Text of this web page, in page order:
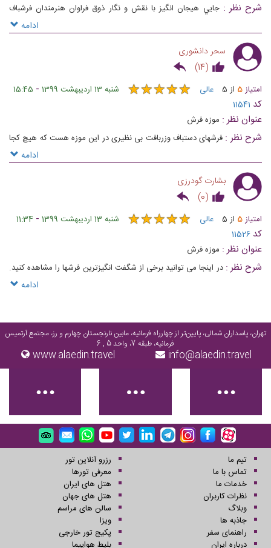
شرح نظر : جايي هيجان انگيز با نقش و نگار ذوق فراوان هنرمندان فرشباف
ادامه
سحر دانشوری
(
14
)
امتیاز5 از 5 عالی ★★★★★
★★★★★ شنبه 13 اردیبهشت 1399 -
15:45
کد 11541
عنوان نظر : موزه فرش
شرح نظر : فرشهای دستباف وزربافت بی نظیری در این موزه هست که هیچ کجا
ادامه
بشارت گودرزی
(
0
)
امتیاز5 از 5 عالی ★★★★★
★★★★★ شنبه 13 اردیبهشت 1399 -
11:34
کد 11526
عنوان نظر : موزه فرش
شرح نظر : در اینجا می توانید برخی از شگفت انگیزترین فرشها را مشاهده کنید.
تصاویر بافته شده ، بافتهای مختلف از مناطق مختلف که داستان بسیاری را نشان
ادامه
تهران، پاسداران شمالی، پایین‌تر از چهارراه فرمانیه، مابین نارنجستان چهارم و رز، مجتمع آرتمیس
فرمانیه، طبقه 7، واحد 5 , 6
info@alaedin.travel
www.alaedin.travel
تیم ما
تماس با ما
خدمات ما
نظرات کاربران
وبلاگ
جاذبه ها
راهنمای سفر
درباره ایران
رزرو آنلاین تور
معرفی تورها
هتل های ایران
هتل های جهان
سالن های مراسم
ویزا
پکیج تور خارجی
بلیط هواپیما